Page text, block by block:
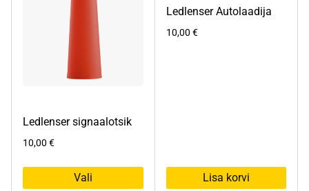
Ledlenser signaalotsik
10,00 €
Vali
Ledlenser Autolaadija
10,00 €
Lisa korvi